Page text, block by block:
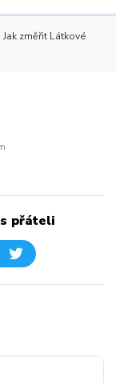
Jak změřit Látkové
přáteli